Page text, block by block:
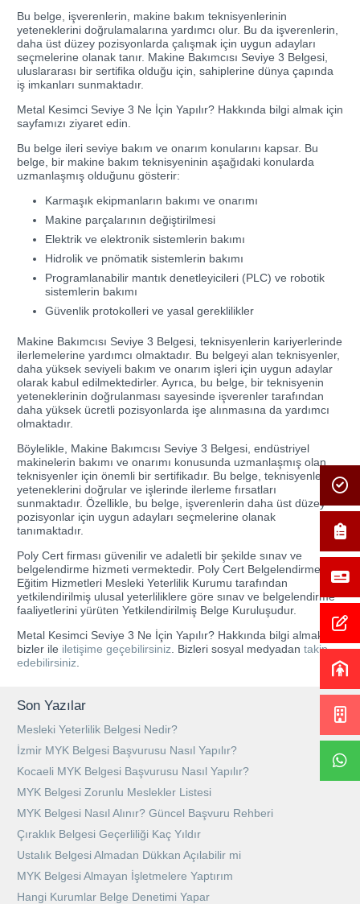
Bu belge, işverenlerin, makine bakım teknisyenlerinin
yeteneklerini doğrulamalarına yardımcı olur. Bu da işverenlerin,
daha üst düzey pozisyonlarda çalışmak için uygun adayları
seçmelerine olanak tanır. Makine Bakımcısı Seviye 3 Belgesi,
uluslararası bir sertifika olduğu için, sahiplerine dünya çapında
iş imkanları sunmaktadır.
Metal Kesimci Seviye 3 Ne İçin Yapılır? Hakkında bilgi almak için
sayfamızı ziyaret edin.
Bu belge ileri seviye bakım ve onarım konularını kapsar. Bu
belge, bir makine bakım teknisyeninin aşağıdaki konularda
uzmanlaşmış olduğunu gösterir:
Karmaşık ekipmanların bakımı ve onarımı
Makine parçalarının değiştirilmesi
Elektrik ve elektronik sistemlerin bakımı
Hidrolik ve pnömatik sistemlerin bakımı
Programlanabilir mantık denetleyicileri (PLC) ve robotik
sistemlerin bakımı
Güvenlik protokolleri ve yasal gereklilikler
Makine Bakımcısı Seviye 3 Belgesi, teknisyenlerin kariyerlerinde
ilerlemelerine yardımcı olmaktadır. Bu belgeyi alan teknisyenler,
daha yüksek seviyeli bakım ve onarım işleri için uygun adaylar
olarak kabul edilmektedirler. Ayrıca, bu belge, bir teknisyenin
yeteneklerinin doğrulanması sayesinde işverenler tarafından
daha yüksek ücretli pozisyonlarda işe alınmasına da yardımcı
olmaktadır.
Böylelikle, Makine Bakımcısı Seviye 3 Belgesi, endüstriyel
makinelerin bakımı ve onarımı konusunda uzmanlaşmış olan
teknisyenler için önemli bir sertifikadır. Bu belge, teknisyenlerin
yeteneklerini doğrular ve işlerinde ilerleme fırsatları
sunmaktadır. Özellikle, bu belge, işverenlerin daha üst düzey
pozisyonlar için uygun adayları seçmelerine olanak
tanımaktadır.
Poly Cert firması güvenilir ve adaletli bir şekilde sınav ve
belgelendirme hizmeti vermektedir. Poly Cert Belgelendirme ve
Eğitim Hizmetleri Mesleki Yeterlilik Kurumu tarafından
yetkilendirilmiş ulusal yeterliliklere göre sınav ve belgelendirme
faaliyetlerini yürüten Yetkilendirilmiş Belge Kuruluşudur.
Metal Kesimci Seviye 3 Ne İçin Yapılır? Hakkında bilgi almak için
bizler ile iletişime geçebilirsiniz . Bizleri sosyal medyadan takip
edebilirsiniz
Son Yazılar
Mesleki Yeterlilik Belgesi Nedir?
İzmir MYK Belgesi Başvurusu Nasıl Yapılır?
Kocaeli MYK Belgesi Başvurusu Nasıl Yapılır?
MYK Belgesi Zorunlu Meslekler Listesi
MYK Belgesi Nasıl Alınır? Güncel Başvuru Rehberi
Çıraklık Belgesi Geçerliliği Kaç Yıldır
Ustalık Belgesi Almadan Dükkan Açılabilir mi
MYK Belgesi Almayan İşletmelere Yaptırım
Hangi Kurumlar Belge Denetimi Yapar